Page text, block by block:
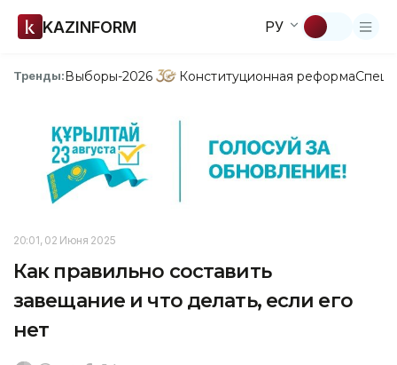
KAZINFORM РУ
Тренды:Выборы-2026 Конституционная реформа
20:01, 02 Июня 2025
Как правильно составить
завещание и что делать, если его
нет